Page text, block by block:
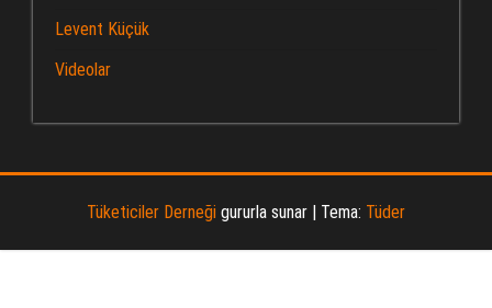
Levent Küçük
Videolar
Tüketiciler Derneği gururla sunar | Tema: Tüder